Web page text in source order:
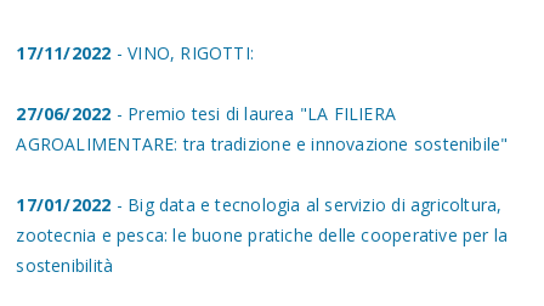
17/11/2022 - VINO, RIGOTTI:
27/06/2022 - Premio tesi di laurea "LA FILIERA
AGROALIMENTARE: tra tradizione e innovazione sostenibile"
17/01/2022 - Big data e tecnologia al servizio di agricoltura,
zootecnia e pesca: le buone pratiche delle cooperative per la
sostenibilità